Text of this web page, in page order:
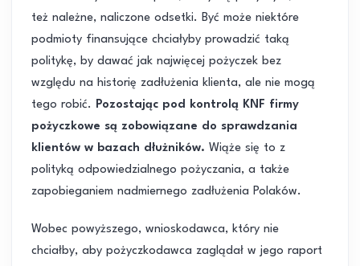
też należne, naliczone odsetki. Być może niektóre
podmioty finansujące chciałyby prowadzić taką
politykę, by dawać jak najwięcej pożyczek bez
względu na historię zadłużenia klienta, ale nie mogą
tego robić. Pozostając pod kontrolą KNF firmy
pożyczkowe są zobowiązane do sprawdzania
klientów w bazach dłużników. Wiąże się to z
polityką odpowiedzialnego pożyczania, a także
zapobieganiem nadmiernego zadłużenia Polaków.
Wobec powyższego, wnioskodawca, który nie
chciałby, aby pożyczkodawca zaglądał w jego raport